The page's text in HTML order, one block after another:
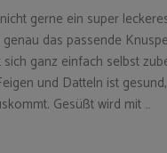
gerne ein super
das passende
ganz einfach selbst
und Datteln ist
Gesüßt wird mit …